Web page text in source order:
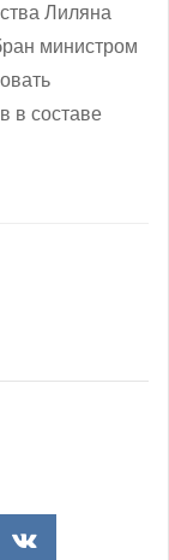
Лиляна
министром
в составе